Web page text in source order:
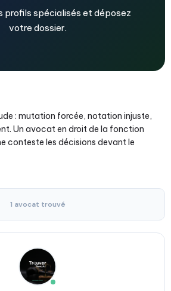
profils spécialisés et déposez
votre dossier.
: mutation forcée, notation injuste,
Un avocat en droit de la fonction
conteste les décisions devant le
1 avocat trouvé